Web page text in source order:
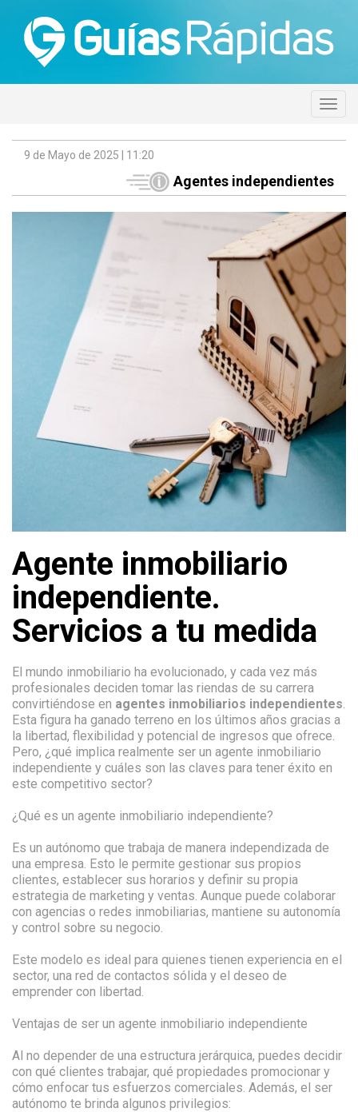
9 de Mayo de 2025 | 11:20
Agentes independientes
Agente inmobiliario
independiente.
Servicios a tu medida
El mundo inmobiliario ha evolucionado, y cada vez más
profesionales deciden tomar las riendas de su carrera
convirtiéndose en agentes inmobiliarios independientes.
Esta figura ha ganado terreno en los últimos años gracias a
la libertad, flexibilidad y potencial de ingresos que ofrece.
Pero, ¿qué implica realmente ser un agente inmobiliario
independiente y cuáles son las claves para tener éxito en
este competitivo sector?
¿Qué es un agente inmobiliario independiente?
Es un autónomo que trabaja de manera independizada de
una empresa. Esto le permite gestionar sus propios
clientes, establecer sus horarios y definir su propia
estrategia de marketing y ventas. Aunque puede colaborar
con agencias o redes inmobiliarias, mantiene su autonomía
y control sobre su negocio.
Este modelo es ideal para quienes tienen experiencia en el
sector, una red de contactos sólida y el deseo de
emprender con libertad.
Ventajas de ser un agente inmobiliario independiente
Al no depender de una estructura jerárquica, puedes decidir
con qué clientes trabajar, qué propiedades promocionar y
cómo enfocar tus esfuerzos comerciales. Además, el ser
autónomo te brinda algunos privilegios: